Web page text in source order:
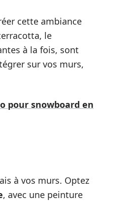
cette ambiance
le
à la fois, sont
sur vos murs,
pour snowboard en
à vos murs. Optez
, avec une peinture